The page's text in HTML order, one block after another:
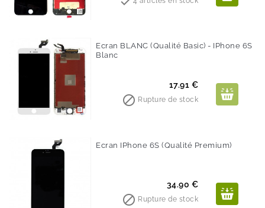
Ecran BLANC (Qualité Basic) - IPhone 6S
Blanc
Prix
17.91 €
 Rupture de stock
Ecran IPhone 6S (Qualité Premium)
Prix
34.90 €
 Rupture de stock